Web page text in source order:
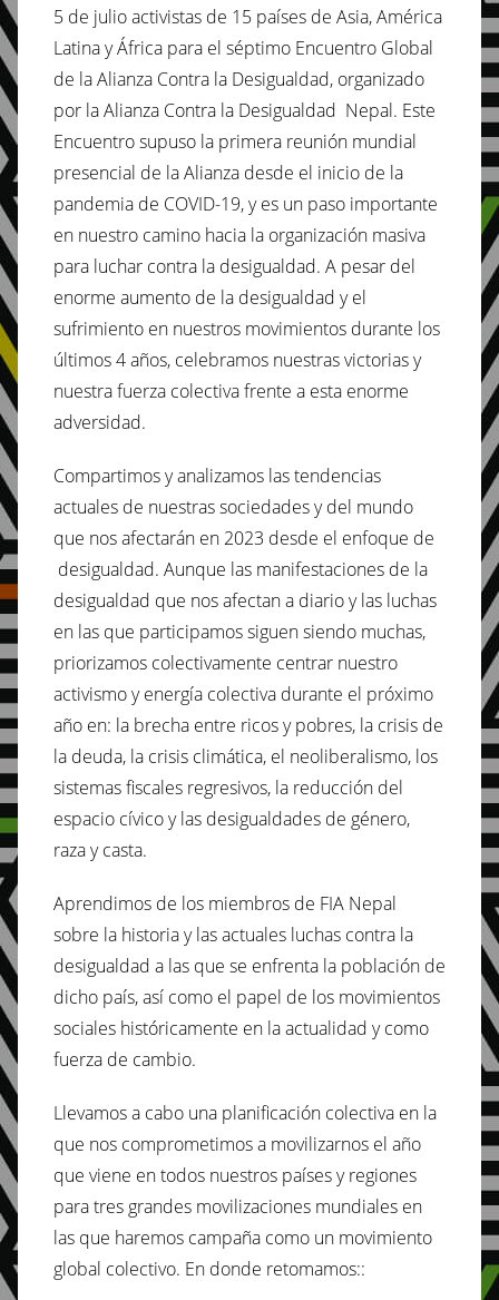
5 de julio activistas de 15 países de Asia, América
Latina y África para el séptimo Encuentro Global
de la Alianza Contra la Desigualdad, organizado
por la Alianza Contra la Desigualdad Nepal. Este
Encuentro supuso la primera reunión mundial
presencial de la Alianza desde el inicio de la
pandemia de COVID-19, y es un paso importante
en nuestro camino hacia la organización masiva
para luchar contra la desigualdad. A pesar del
enorme aumento de la desigualdad y el
sufrimiento en nuestros movimientos durante los
últimos 4 años, celebramos nuestras victorias y
nuestra fuerza colectiva frente a esta enorme
adversidad.
Compartimos y analizamos las tendencias
actuales de nuestras sociedades y del mundo
que nos afectarán en 2023 desde el enfoque de
desigualdad. Aunque las manifestaciones de la
desigualdad que nos afectan a diario y las luchas
en las que participamos siguen siendo muchas,
priorizamos colectivamente centrar nuestro
activismo y energía colectiva durante el próximo
año en: la brecha entre ricos y pobres, la crisis de
la deuda, la crisis climática, el neoliberalismo, los
sistemas fiscales regresivos, la reducción del
espacio cívico y las desigualdades de género,
raza y casta.
Aprendimos de los miembros de FIA Nepal
sobre la historia y las actuales luchas contra la
desigualdad a las que se enfrenta la población de
dicho país, así como el papel de los movimientos
sociales históricamente en la actualidad y como
fuerza de cambio.
Llevamos a cabo una planificación colectiva en la
que nos comprometimos a movilizarnos el año
que viene en todos nuestros países y regiones
para tres grandes movilizaciones mundiales en
las que haremos campaña como un movimiento
global colectivo. En donde retomamos::